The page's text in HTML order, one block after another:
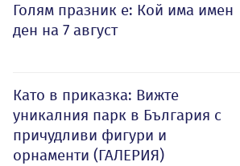
Голям празник е: Кой има имен
ден на 7 август
Като в приказка: Вижте
уникалния парк в България с
причудливи фигури и
орнаменти (ГАЛЕРИЯ)